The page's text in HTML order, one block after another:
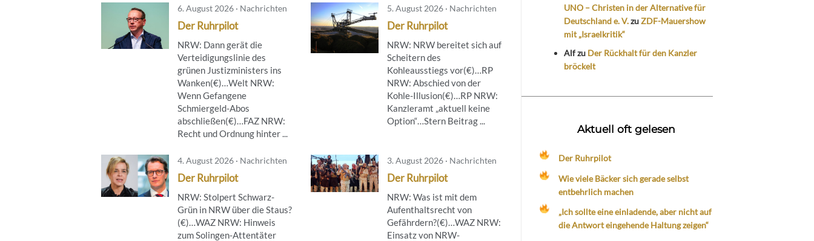
6. August 2026 · Nachrichten
Der Ruhrpilot
NRW: Dann gerät die
Verteidigungslinie des
grünen Justizministers ins
Wanken(€)…Welt NRW:
Wenn Gefangene
Schmiergeld-Abos
abschließen(€)…FAZ NRW:
Recht und Ordnung hinter ...
5. August 2026 · Nachrichten
Der Ruhrpilot
NRW: NRW bereitet sich auf
Scheitern des
Kohleausstiegs vor(€)…RP
NRW: Abschied von der
Kohle-Illusion(€)…RP NRW:
Kanzleramt „aktuell keine
Option“…Stern Beitrag ...
4. August 2026 · Nachrichten
Der Ruhrpilot
NRW: Stolpert Schwarz-
Grün in NRW über die Staus?
(€)…WAZ NRW: Hinweis
zum Solingen-Attentäter
3. August 2026 · Nachrichten
Der Ruhrpilot
NRW: Was ist mit dem
Aufenthaltsrecht von
Gefährdern?(€)…WAZ NRW:
Einsatz von NRW-
UNO – Christen in der Alternative für
Deutschland e. V.zuZDF-Mauershow
mit „Israelkritik“
Alfzu Der Rückhalt für den Kanzler
bröckelt
Aktuell oft gelesen
Der Ruhrpilot
Wie viele Bäcker sich gerade selbst
entbehrlich machen
„Ich sollte eine einladende, aber nicht auf
die Antwort eingehende Haltung zeigen“